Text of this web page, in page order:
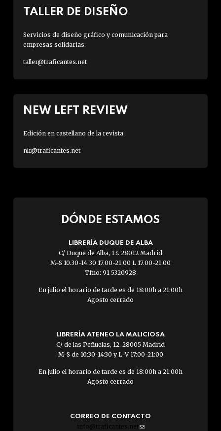
TALLER DE DISEÑO
Servicios de diseño gráfico y comunicación para
empresas solidarias.
taller@traficantes.net
NEW LEFT REVIEW
Edición en castellano de la revista.
nlr@traficantes.net
DÓNDE ESTAMOS
LIBRERÍA DUQUE DE ALBA
C/ Duque de Alba, 13. 28012 Madrid
M-S 10.30-14.30 17.00-21.00 L 17.00-21.00
Tfno: 91 5320928
En julio el horario de tarde es de 18:00h a 21:00h
Agosto cerrado
LIBRERÍA ATENEO LA MALICIOSA
C/ de las Peñuelas, 12. 28005 Madrid
M-S de 10:30-14:30 y L-V 17:00-21:00
En julio el horario de tarde es de 18:00h a 21:00h
Agosto cerrado
CORREO DE CONTACTO
info@traficantes.net (link